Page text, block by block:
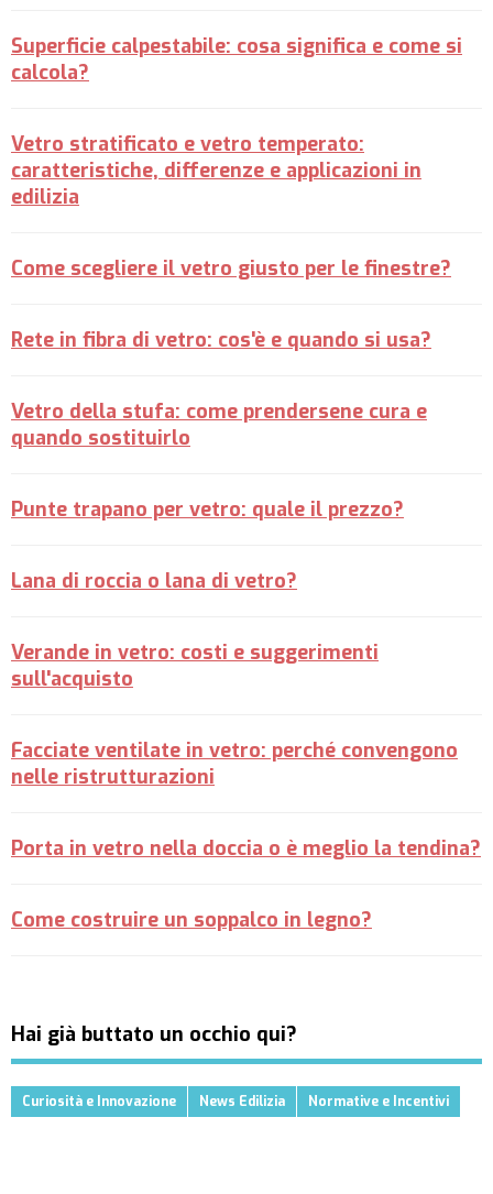
Superficie calpestabile: cosa significa e come si
calcola?
Vetro stratificato e vetro temperato:
caratteristiche, differenze e applicazioni in
edilizia
Come scegliere il vetro giusto per le finestre?
Rete in fibra di vetro: cos'è e quando si usa?
Vetro della stufa: come prendersene cura e
quando sostituirlo
Punte trapano per vetro: quale il prezzo?
Lana di roccia o lana di vetro?
Verande in vetro: costi e suggerimenti
sull'acquisto
Facciate ventilate in vetro: perché convengono
nelle ristrutturazioni
Porta in vetro nella doccia o è meglio la tendina?
Come costruire un soppalco in legno?
Hai già buttato un occhio qui?
Curiosità e Innovazione News Edilizia Normative e Incentivi